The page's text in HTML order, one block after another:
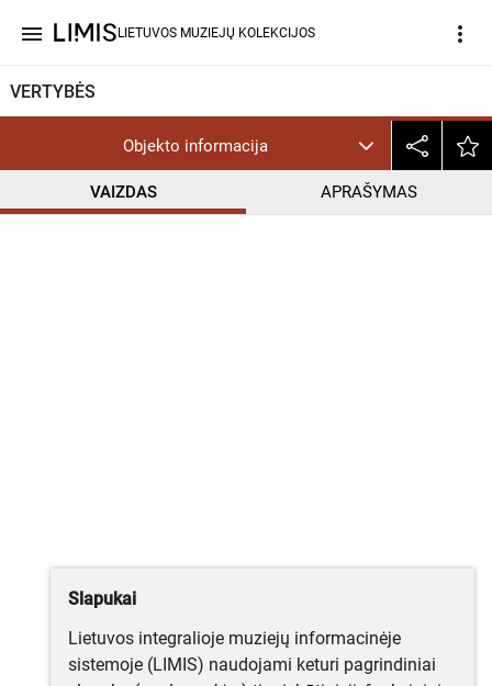
menu LIETUVOS MUZIEJŲ KOLEKCIJOS more_vert
VERTYBĖS
Objekto informacija
VAIZDAS APRAŠYMAS
Slapukai
Lietuvos integralioje muziejų informacinėje
sistemoje (LIMIS) naudojami keturi pagrindiniai